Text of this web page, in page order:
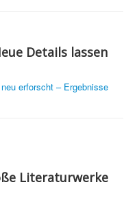
Details lassen
erforscht – Ergebnisse
Literaturwerke